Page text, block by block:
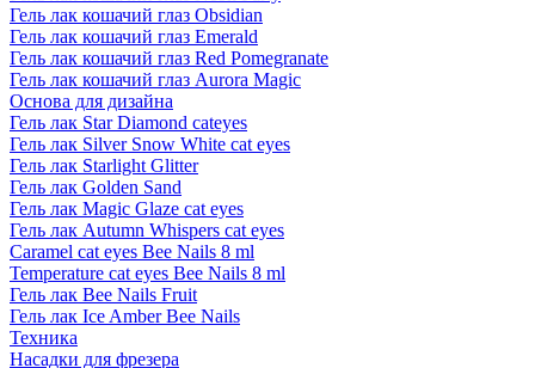
Гель лак кошачий глаз Obsidian
Гель лак кошачий глаз Emerald
Гель лак кошачий глаз Red Pomegranate
Гель лак кошачий глаз Aurora Magic
Основа для дизайна
Гель лак Star Diamond cateyes
Гель лак Silver Snow White cat eyes
Гель лак Starlight Glitter
Гель лак Golden Sand
Гель лак Magic Glaze cat eyes
Гель лак Autumn Whispers cat eyes
Caramel cat eyes Bee Nails 8 ml
Temperature cat eyes Bee Nails 8 ml
Гель лак Bee Nails Fruit
Гель лак Ice Amber Bee Nails
Техника
Насадки для фрезера